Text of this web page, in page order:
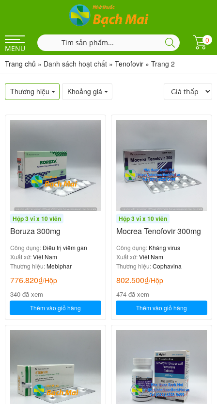
MENU
0
Trang chủ » Danh sách hoạt chất » Tenofovir » Trang 2
Thương hiệu Khoảng giá
Hộp 3 vỉ x 10 viên
Boruza 300mg
Công dụng:Điều trị viêm gan
Xuất xứ:Việt Nam
Thương hiệu:Mebiphar
776.820₫/Hộp
340 đã xem
Thêm vào giỏ hàng
Hộp 3 vỉ x 10 viên
Mocrea Tenofovir 300mg
Công dụng: Kháng virus
Xuất xứ:Việt Nam
Thương hiệu:Cophavina
802.500₫/Hộp
474 đã xem
Thêm vào giỏ hàng